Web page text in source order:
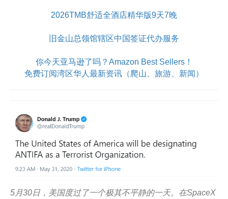
2026TMB舒适全酒店精华版9天7晚
旧金山总领馆辖区中国签证代办服务
你今天亚马逊了吗？Amazon Best Sellers！
免费订阅湾区华人最新资讯（爬山、旅游、新闻）
5月30日，美国度过了一个极其不平静的一天。在SpaceX